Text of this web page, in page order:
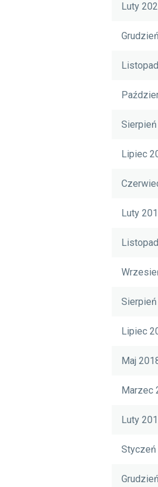
Luty
Lipiec
Luty
Lipiec
Maj
Marzec
Luty
Styczeń